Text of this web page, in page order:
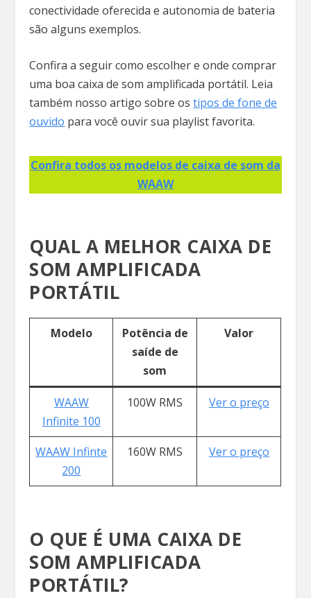
conectividade oferecida e autonomia de bateria
são alguns exemplos.
Confira a seguir como escolher e onde comprar
uma boa caixa de som amplificada portátil. Leia
também nosso artigo sobre ostipos de fone de
ouvido para você ouvir sua playlist favorita.
Confira todos os modelos de caixa de som da
WAAW
QUAL A MELHOR CAIXA DE
SOM AMPLIFICADA
PORTÁTIL
Modelo
Potência de
saíde de
som
Valor
WAAW
Infinite 100
100W RMS Ver o preço
WAAW Infinte
200
160W RMS Ver o preço
O QUE É UMA CAIXA DE
SOM AMPLIFICADA
PORTÁTIL?